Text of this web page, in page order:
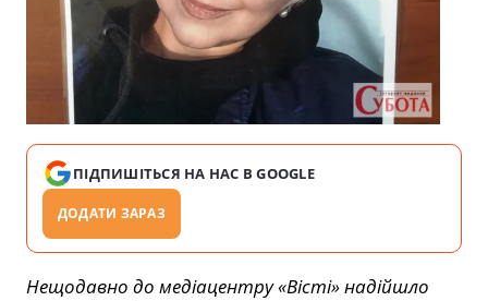
ПІДПИШІТЬСЯ НА НАС В GOOGLE
ДОДАТИ ЗАРАЗ
Нещодавно до медіацентру «Вісті» надійшло